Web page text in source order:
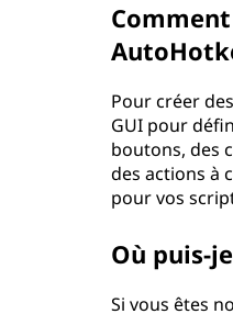
Pour créer
GUI pour
boutons, des
des actions à
pour vos
Où puis-
Si vous êtes